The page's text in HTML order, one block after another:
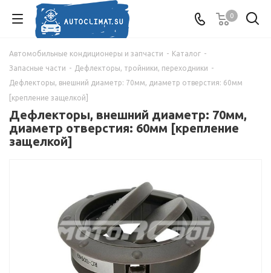
0
Автомобильные кондиционеры и запчасти - Каталог -
Запасные части - Дефлекторы, тройники, переходники -
Дефлекторы, внешний диаметр: 70мм, диаметр отверстия: 60мм
[крепление защелкой]
Дефлекторы, внешний диаметр: 70мм,
диаметр отверстия: 60мм [крепление
защелкой]